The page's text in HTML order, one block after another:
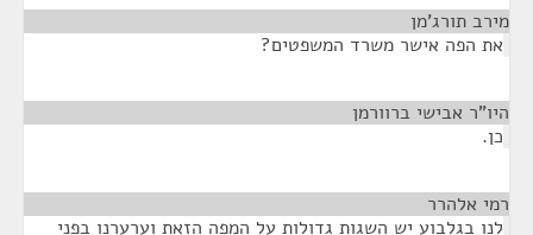
מירב תורג'מן
את הפה אישר משרד המשפטים?
היו"ר אבישי ברוורמן
כן.
רמי אלהרר
לנו בגלבוע יש השגות גדולות על המפה הזאת וערערנו בפני